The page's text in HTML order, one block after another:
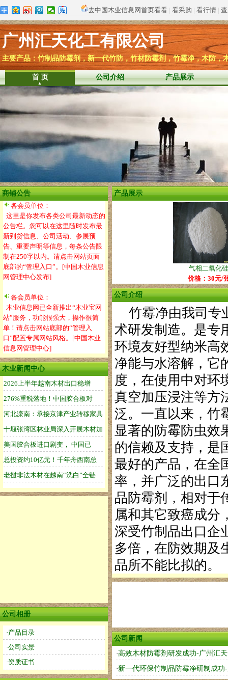
去中国木业信息网首页看看 | 看采购 | 看行情 |
广州汇天化工有限公司
主要产品：竹制品防霉剂，新一代竹防，竹材防霉剂，竹霉净，木防，
首 页 公司介绍 产品展示
商铺公告
各会员单位：
这里是你发布各类公司最新动态的
公告栏。您可以在这里随时发布最
新到货信息、公司活动、参展预
告、重要声明等信息，每条公告限
制在250字以内。请点击网站页面
底部的“管理入口”。[中国木业信息
网管理中心发布]
各会员单位：
木业信息网已全新推出“木业宝网
站”服务，功能很强大，操作很简
单！请点击网站底部的“管理入
口”配置专属网站风格。[中国木业
信息网管理中心]
木业新闻中心
公司相册
·产品目录
·公司实景
·资质证书
产品展示
气相二氧化硅
价格：30元/
公司介绍
竹霉净由我司专
术研发制造。是专
环境友好型纳米高
净能与水溶解，它
度，在使用中对环
真空加压浸注等方
泛。一直以来，竹
显著的防霉防虫效
的信赖及支持，是
最好的产品，在全
率，并广泛的出口
品防霉剂，相对于
属和其它致癌成分
深受竹制品出口企
多倍，在防效期及
品所不能比拟的。
公司新闻
·高效木材防霉剂研发成功-广州汇
·新一代环保竹制品防霉净研制成